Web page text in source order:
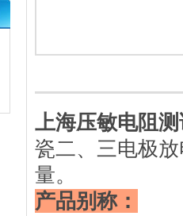
上海压敏电阻
瓷二、三电极
量。
产品别称：